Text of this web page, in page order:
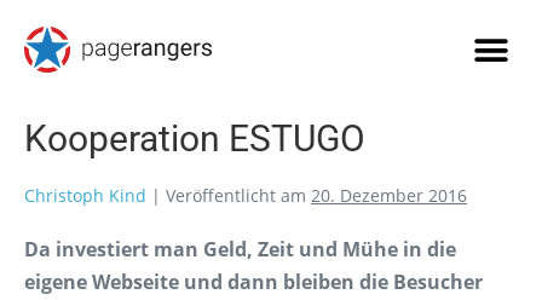
Kooperation ESTUGO
Christoph Kind | Veröffentlicht am 20. Dezember 2016
Da investiert man Geld, Zeit und Mühe in die
eigene Webseite und dann bleiben die Besucher